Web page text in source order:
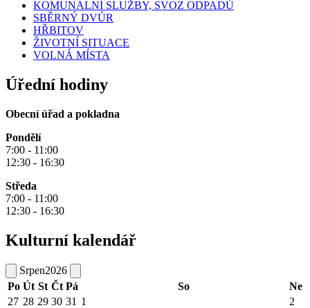
KOMUNÁLNÍ SLUŽBY, SVOZ ODPADŮ
SBĚRNÝ DVŮR
HŘBITOV
ŽIVOTNÍ SITUACE
VOLNÁ MÍSTA
Úřední hodiny
Obecní úřad a pokladna
Pondělí
7:00 - 11:00
12:30 - 16:30
Středa
7:00 - 11:00
12:30 - 16:30
Kulturní kalendář
Srpen2026
Po Út St Čt Pá So
Ne
27 28 29 30 31 1 2